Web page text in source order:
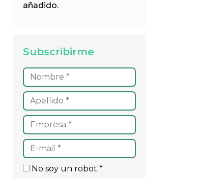
añadido.
Subscribirme
No soy un robot *